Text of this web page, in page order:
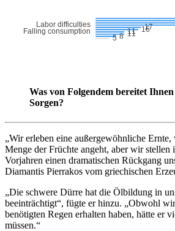
Was von Folgendem bereitet
Sorgen?
„Wir erleben eine außergewöhnliche Ernte,
Menge der Früchte angeht, aber wir stellen
Vorjahren einen dramatischen Rückgang
Diamantis Pierrakos vom griechischen
„Die schwere Dürre hat die Ölbildung in
beeinträchtigt“, fügte er hinzu. „Obwohl
benötigten Regen erhalten haben, hätte er
müssen.“